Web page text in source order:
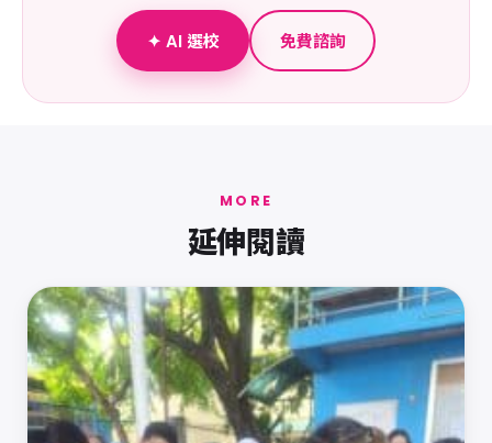
✦ AI 選校 免費諮詢
MORE
延伸閱讀